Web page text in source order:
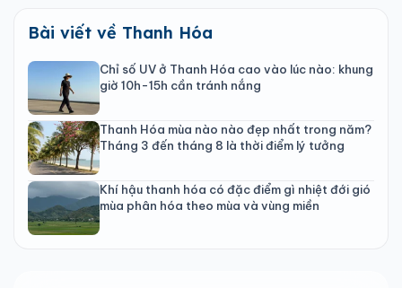
Bài viết về Thanh Hóa
Chỉ số UV ở Thanh Hóa cao vào lúc nào: khung
giờ 10h-15h cần tránh nắng
Thanh Hóa mùa nào nào đẹp nhất trong năm?
Tháng 3 đến tháng 8 là thời điểm lý tưởng
Khí hậu thanh hóa có đặc điểm gì nhiệt đới gió
mùa phân hóa theo mùa và vùng miền